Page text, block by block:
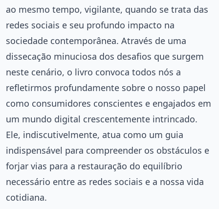
ao mesmo tempo, vigilante, quando se trata das
redes sociais e seu profundo impacto na
sociedade contemporânea. Através de uma
dissecação minuciosa dos desafios que surgem
neste cenário, o livro convoca todos nós a
refletirmos profundamente sobre o nosso papel
como consumidores conscientes e engajados em
um mundo digital crescentemente intrincado.
Ele, indiscutivelmente, atua como um guia
indispensável para compreender os obstáculos e
forjar vias para a restauração do equilíbrio
necessário entre as redes sociais e a nossa vida
cotidiana.